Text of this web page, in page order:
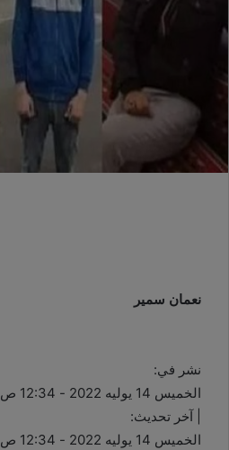
نعمان سمير
نشر في:
الخميس 14 يوليه 2022 - 12:34 ص
| آخر تحديث:
الخميس 14 يوليه 2022 - 12:34 ص